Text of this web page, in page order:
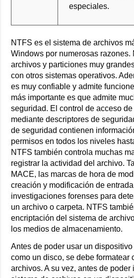
especiales.
NTFS es el sistema de archivos
Windows por numerosas razones.
archivos y particiones muy
con otros sistemas operativos.
es muy confiable y admite
más importante es que admite
seguridad. El control de acceso
mediante descriptores de
de seguridad contienen
permisos en todos los niveles
NTFS también controla muchas
registrar la actividad del archivo.
MACE, las marcas de hora de
creación y modificación de
investigaciones forenses para
un archivo o carpeta. NTFS
encriptación del sistema de
los medios de almacenamiento.
Antes de poder usar un
como un disco, se debe formatear
archivos. A su vez, antes de poder